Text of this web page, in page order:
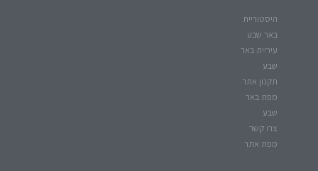
היסטוריית
באר שבע
עיריית באר
שבע
תקנון אתר
מפת באר
שבע
צרו קשר
מפת אתר